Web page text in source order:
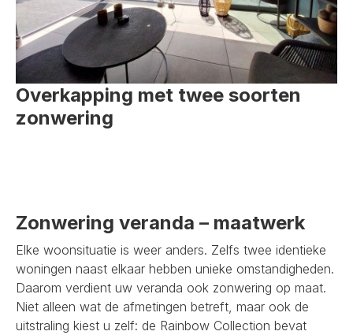
Overkapping met twee soorten
zonwering
Zonwering veranda – maatwerk
Elke woonsituatie is weer anders. Zelfs twee identieke
woningen naast elkaar hebben unieke omstandigheden.
Daarom verdient uw veranda ook zonwering op maat.
Niet alleen wat de afmetingen betreft, maar ook de
uitstraling kiest u zelf: de Rainbow Collection bevat